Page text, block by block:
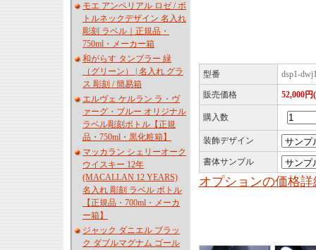
モエ アンペリアル ロゼ / ボ
トルネックデザイン 名入れ
彫刻 ラベル｜正規品・
750ml・メーカー箱
和がらす タンブラー 緑
（グリーン） | 名入れ グラ
ス 彫刻 / 簡易箱
エルヴェ ケルラン ラ・ヴ
ァーグ・ブルー オリジナル
ラベル彫刻ボトル【正規
品・750ml・黒化粧箱】
マッカラン シェリーオーク
ウイスキー 12年
(MACALLAN 12 YEARS)
名入れ 彫刻 ラベル ボトル
【正規品・700ml・メーカ
ー箱】
ジャック ダニエル ブラッ
ク ダブルマグナム ゴール
型番 dsp1-
販売価格 52,000円
購入数
装飾デザイン
書体サンプル
オプションの価格